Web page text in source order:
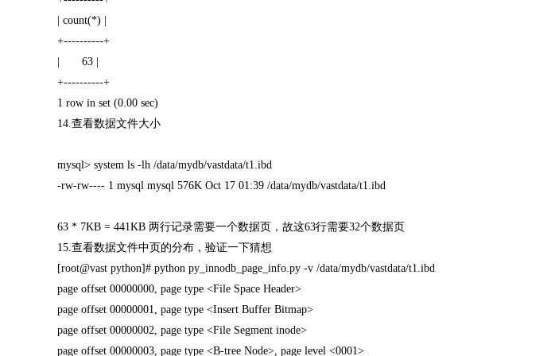
| count(*) |
+----------+
| 63 |
+----------+
1 row in set (0.00 sec)
14.查看数据文件大小
mysql> system ls -lh /data/mydb/vastdata/t1.ibd
-rw-rw---- 1 mysql mysql 576K Oct 17 01:39 /data/mydb/vastdata/t1.ibd
63 * 7KB = 441KB 两行记录需要一个数据页，故这63行需要32个数据页
15.查看数据文件中页的分布，验证一下猜想
[root@vast python]# python py_innodb_page_info.py -v /data/mydb/vastdata/t1.ibd
page offset 00000000, page type <File Space Header>
page offset 00000001, page type <Insert Buffer Bitmap>
page offset 00000002, page type <File Segment inode>
page offset 00000003, page type <B-tree Node>, page level <0001>